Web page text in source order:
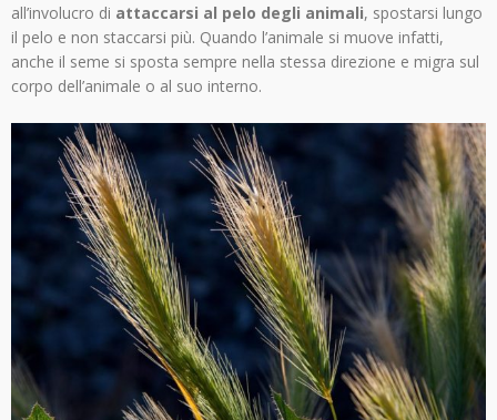
all’involucro di attaccarsi al pelo degli animali, spostarsi lungo
il pelo e non staccarsi più. Quando l’animale si muove infatti,
anche il seme si sposta sempre nella stessa direzione e migra sul
corpo dell’animale o al suo interno.